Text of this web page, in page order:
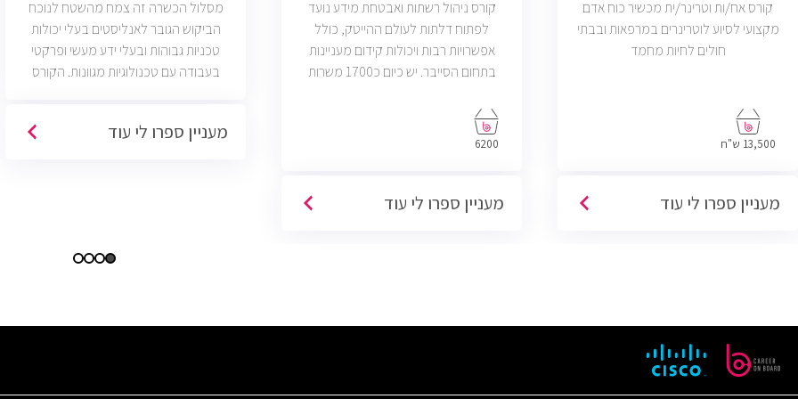
קורס אח/ות וטרינר/ית מכשיר כוח אדם
מקצועי לסיוע לוטרינרים במרפאות ובבתי
חולים לחיות מחמד
13,500 ש"ח
מעניין ספרו לי עוד
קורס ניהול רשתות ואבטחת מידע נועד
לפתוח דלתות לעולם ההייטק, כולל
אפשרויות רבות ויכולות קידום מעניינות
בתחום הסייבר. יש כיום כ1700 משרות
בניהול רשתות והסמכת CCNA.
6200
מעניין ספרו לי עוד
מסלול הכשרה זה צמח מהשטח לנוכח
הביקוש הגובר לאנליסטים בעלי יכולות
טכניות גבוהות ובעלי ידע מעשי ופרקטי
בעבודה עם טכנולוגיות מגוונות. הקורס
פתוחות בשוק והתפקיד מתאים לעבודה
מעניין ספרו לי עוד